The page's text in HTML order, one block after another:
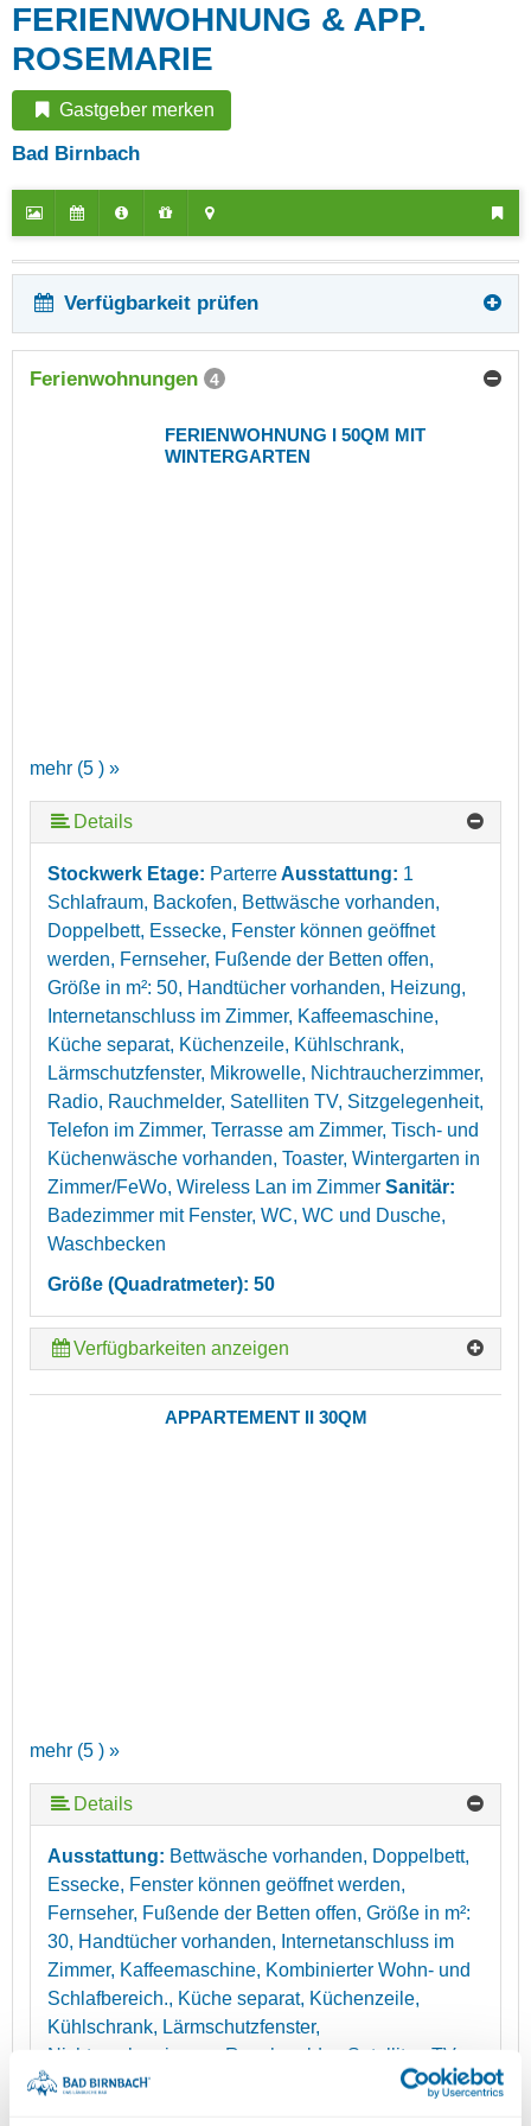
FERIENWOHNUNG & APP.
ROSEMARIE
Gastgeber merken
Bad Birnbach
Verfügbarkeit prüfen
Ferienwohnungen 4
mehr (5 ) »
mehr (5 ) »
FERIENWOHNUNG I 50QM MIT
WINTERGARTEN
Details
Stockwerk Etage: ParterreAusstattung: 1
Schlafraum, Backofen, Bettwäsche vorhanden,
Doppelbett, Essecke, Fenster können geöffnet
werden, Fernseher, Fußende der Betten offen,
Größe in m²: 50, Handtücher vorhanden, Heizung,
Internetanschluss im Zimmer, Kaffeemaschine,
Küche separat, Küchenzeile, Kühlschrank,
Lärmschutzfenster, Mikrowelle, Nichtraucherzimmer,
Radio, Rauchmelder, Satelliten TV, Sitzgelegenheit,
Telefon im Zimmer, Terrasse am Zimmer, Tisch- und
Küchenwäsche vorhanden, Toaster, Wintergarten in
Zimmer/FeWo, Wireless Lan im Zimmer Sanitär:
Badezimmer mit Fenster, WC, WC und Dusche,
Waschbecken
Größe (Quadratmeter): 50
Verfügbarkeiten anzeigen
mehr (5 ) »
mehr (5 ) »
APPARTEMENT II 30QM
Details
Ausstattung: Bettwäsche vorhanden, Doppelbett,
Essecke, Fenster können geöffnet werden,
Fernseher, Fußende der Betten offen, Größe in m²:
30, Handtücher vorhanden, Internetanschluss im
Zimmer, Kaffeemaschine, Kombinierter Wohn- und
Schlafbereich., Küche separat, Küchenzeile,
Kühlschrank, Lärmschutzfenster,
Nichtraucherzimmer, Rauchmelder, Satelliten TV,
Sitzgelegenheit, Telefon im Zimmer, Tisch- und